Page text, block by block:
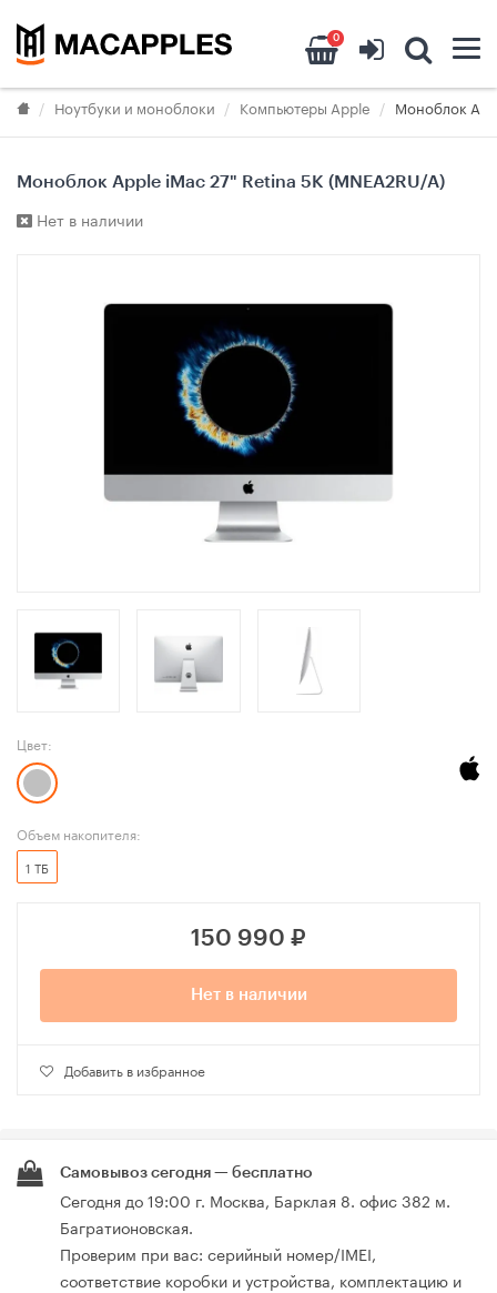
0
Ноутбуки и моноблоки Компьютеры Apple Моноблок
Моноблок Apple iMac 27" Retina 5K (MNEA2RU/A)
Нет в наличии
Цвет:
Объем накопителя:
1 ТБ
150 990 ₽
Нет в наличии
Добавить в избранное
Самовывоз сегодня — бесплатно
Сегодня до 19:00 г. Москва, Барклая 8. офис 382 м.
Багратионовская.
Проверим при вас: серийный номер/IMEI,
соответствие коробки и устройства, комплектацию и